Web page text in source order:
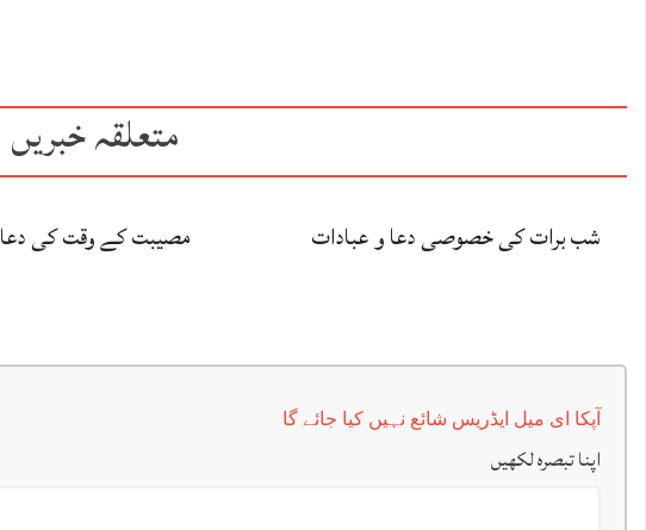
متعلقہ خبریں
شب برات کی خصوصی دعا و عبادات مصیبت کے وقت کی دعا
آپکا ای میل ایڈریس شائع نہیں کیا جائے گا
اپنا تبصرہ لکھیں